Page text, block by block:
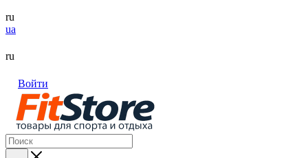
ru
ua
ru
Войти